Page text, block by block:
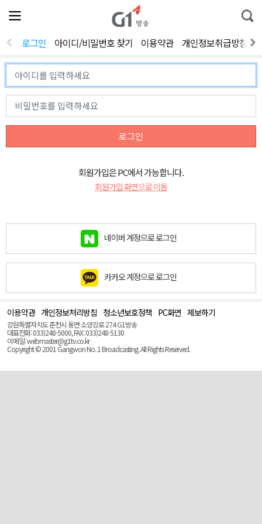
전
체
뉴
열
통
합
색
로그인 아이디/비밀번호 찾기 이용약관 개인정보취급방침
로그인
회원가입은 PC에서 가능합니다.
회원가입 화면으로 이동
네이버 계정으로 로그인
카카오 계정으로 로그인
이용약관 개인정보처리방침 청소년보호정책 PC화면 제보하기
강원특별자치도 춘천시 동면 소양강로 274 G1방송
대표전화: 033)248-5000, FAX: 033)248-5130
이메일: webmaster@g1tv.co.kr
Copyright © 2001 Gangwon No. 1 Broadcasting. All Rights Reserved.